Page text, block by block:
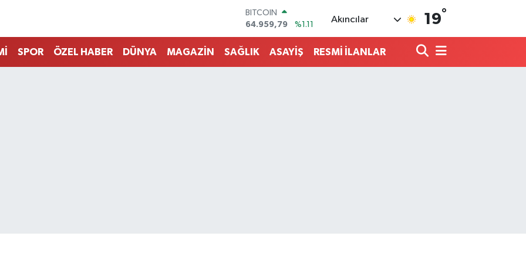
DOLAR
47,7436
%0.18
EURO
55,2510
%0.32
Akıncılar 19°
SPOR ÖZEL HABER DÜNYA MAGAZİN SAĞLIK ASAYİŞ RESMİ İLANLAR